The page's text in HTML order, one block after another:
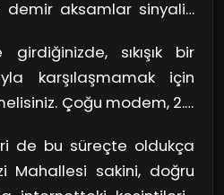
demir aksamlar sinyalin
bir konumda olması,
güçlü bir internet için
nasıl optimize
burada doğru ayarlar
sıkışık bir
karşılaşmamak için
Çoğu modem, 2.4
cihaz varsa, 5 GHz
daha az kalabalık bir
de bu süreçte oldukça
Mahallesi sakini, doğru